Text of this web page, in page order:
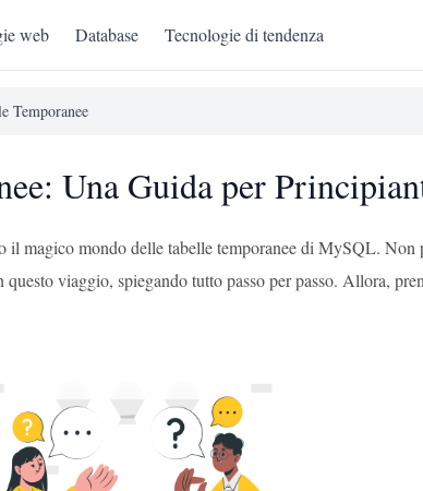
web Database Tecnologie di tendenza
Temporanee
Una Guida per
magico mondo delle tabelle temporanee di MySQL. Non
viaggio, spiegando tutto passo per passo. Allora,